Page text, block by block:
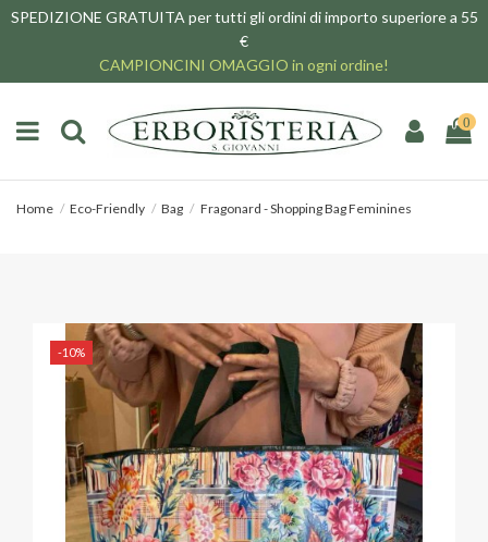
SPEDIZIONE GRATUITA per tutti gli ordini di importo superiore a 55
€
CAMPIONCINI OMAGGIO in ogni ordine!
0
Home Eco-Friendly Bag Fragonard - Shopping Bag Feminines
-10%